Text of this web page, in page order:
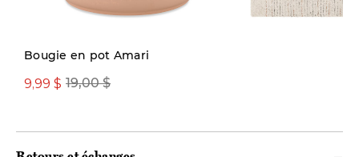
Bougie en pot Amari
19,00 $
9,99 $